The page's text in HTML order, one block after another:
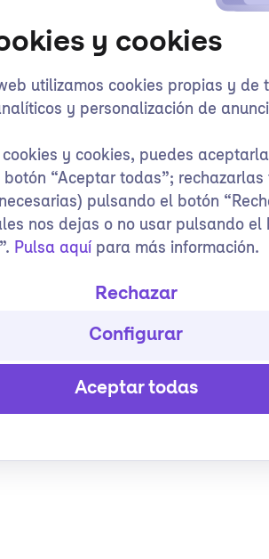
y cookies
utilizamos cookies propias y de
y personalización de
cookies y cookies, puedes
“Aceptar todas”; rechazarlas
pulsando el botón
nos dejas o no usar pulsando el
Pulsa aquí para más información.
Rechazar
Configurar
Aceptar todas